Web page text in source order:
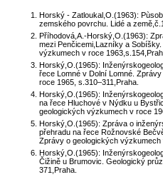
Horský - Zatloukal,O.(1963):
zemského povrchu. Lidé a
Příhodová,A.-Horský,O.(1963):
mezi Penčicemi,Lazníky a
výzkumech v roce
Horský,O.(1965):
řece Lomné v Dolní Lomné.
roce 1965, s.310–311,Praha.
Horský,O.(1965):
na řece Hluchové v Nýdku u
geologických výzkumech v roce
Horský,O.(1965): Zpráva o
přehradu na řece Rožnovské
Zprávy o geologických výzkumech
Horský,O.(1965):
Čižině u Brumovic. Geologický
371,Praha.